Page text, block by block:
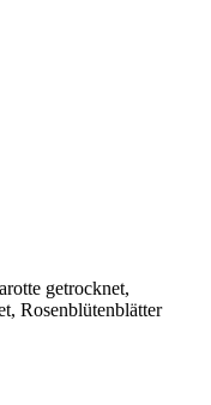
getrocknet,
Rosenblütenblätter